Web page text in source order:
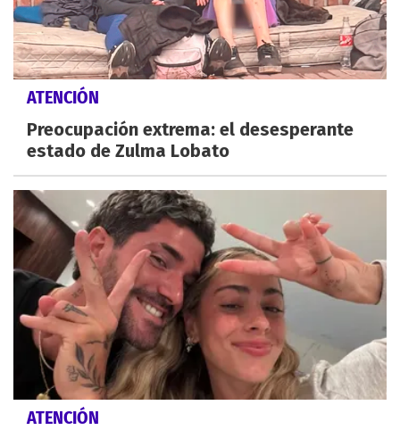
ATENCIÓN
Preocupación extrema: el desesperante
estado de Zulma Lobato
ATENCIÓN